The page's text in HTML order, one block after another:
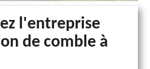
l'entreprise
de comble à